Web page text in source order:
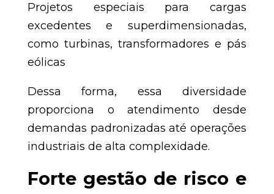
Projetos especiais para cargas
excedentes e superdimensionadas,
como turbinas, transformadores e pás
eólicas
Dessa forma, essa diversidade
proporciona o atendimento desde
demandas padronizadas até operações
industriais de alta complexidade.
Forte gestão de risco e